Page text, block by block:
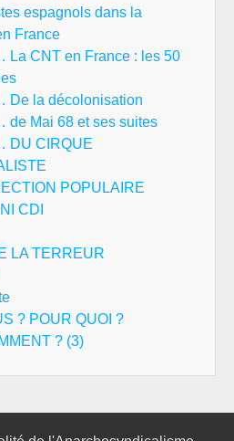
espagnols dans la
France
La CNT en France : les 50
De la décolonisation
de Mai 68 et ses suites
DU CIRQUE
POPULAIRE
CDI
LA TERREUR
? POUR QUOI ?
? (3)